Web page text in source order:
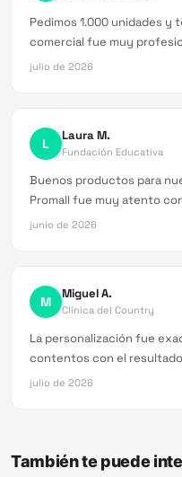
Pedimos 1.000 unidades y
comercial fue muy
julio de 2026
L Laura M.
Fundación Educativa
Buenos productos para
Promall fue muy atento
junio de 2026
M Miguel A.
Clínica del Country
La personalización fue
contentos con el
julio de 2026
También te puede